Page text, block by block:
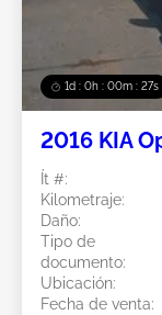
1d : 0h : 00m : 24s
2016 KIA
Ít #:
Kilometraje:
Daño:
Tipo de
documento:
Ubicación:
Fecha de venta: